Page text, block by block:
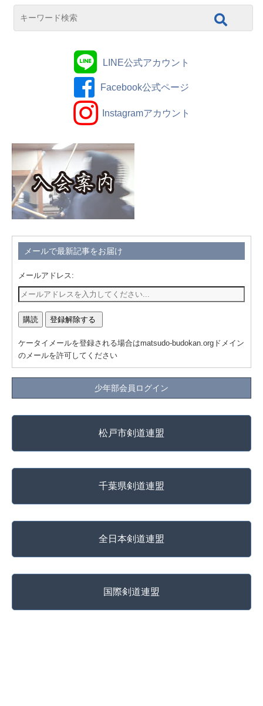
LINE公式アカウント
Facebook公式ページ
Instagramアカウント
メールで最新記事をお届け
メールアドレス:
ケータイメールを登録される場合はmatsudo-budokan.orgドメイン
のメールを許可してください
少年部会員ログイン
松戸市剣道連盟
千葉県剣道連盟
全日本剣道連盟
国際剣道連盟